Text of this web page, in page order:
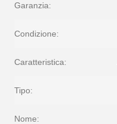
Garanzia:
Condizione:
Caratteristica:
Tipo:
Nome: